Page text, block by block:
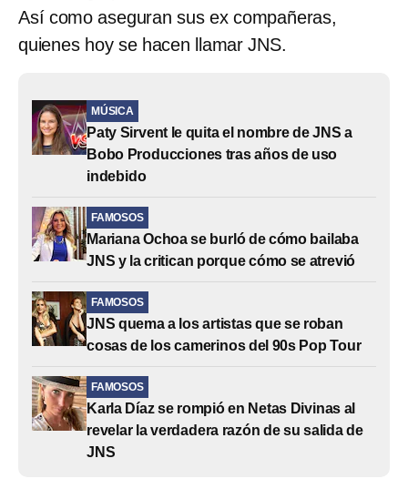
Así como aseguran sus ex compañeras,
quienes hoy se hacen llamar JNS.
MÚSICA
Paty Sirvent le quita el nombre de JNS a
Bobo Producciones tras años de uso
indebido
FAMOSOS
Mariana Ochoa se burló de cómo bailaba
JNS y la critican porque cómo se atrevió
FAMOSOS
JNS quema a los artistas que se roban
cosas de los camerinos del 90s Pop Tour
FAMOSOS
Karla Díaz se rompió en Netas Divinas al
revelar la verdadera razón de su salida de
JNS